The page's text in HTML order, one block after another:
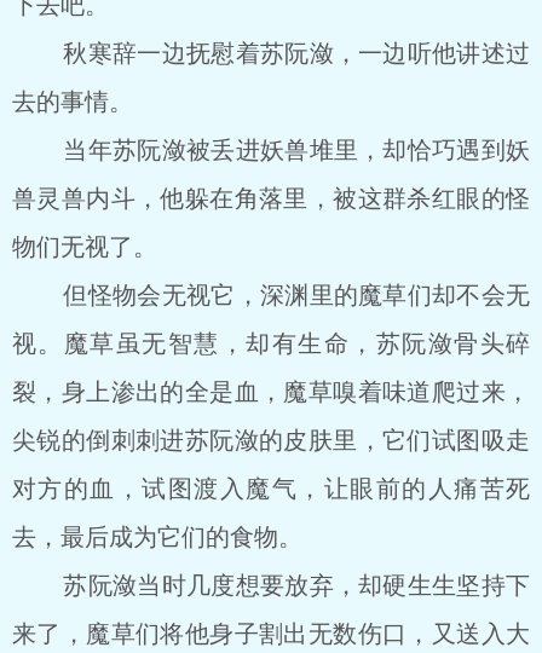
秋寒辞一边抚慰着苏阮潋，一边听他讲述过
去的事情。
当年苏阮潋被丢进妖兽堆里，却恰巧遇到妖
兽灵兽内斗，他躲在角落里，被这群杀红眼的怪
物们无视了。
但怪物会无视它，深渊里的魔草们却不会无
视。魔草虽无智慧，却有生命，苏阮潋骨头碎
裂，身上渗出的全是血，魔草嗅着味道爬过来，
尖锐的倒刺刺进苏阮潋的皮肤里，它们试图吸走
对方的血，试图渡入魔气，让眼前的人痛苦死
去，最后成为它们的食物。
苏阮潋当时几度想要放弃，却硬生生坚持下
来了，魔草们将他身子割出无数伤口，又送入大